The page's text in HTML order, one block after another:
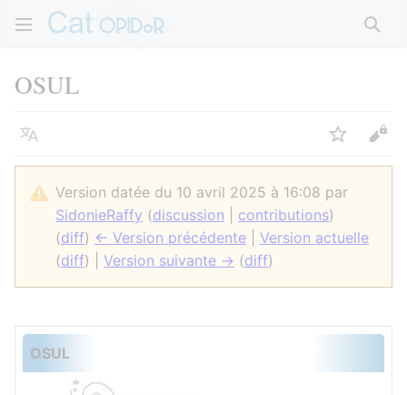
OSUL
Langue Suivre
Version datée du 10 avril 2025 à 16:08 par
SidonieRaffy (discussion contributions)
(diff) ← Version précédente
Version actuelle
(diff) | Version suivante → (diff)
OSUL